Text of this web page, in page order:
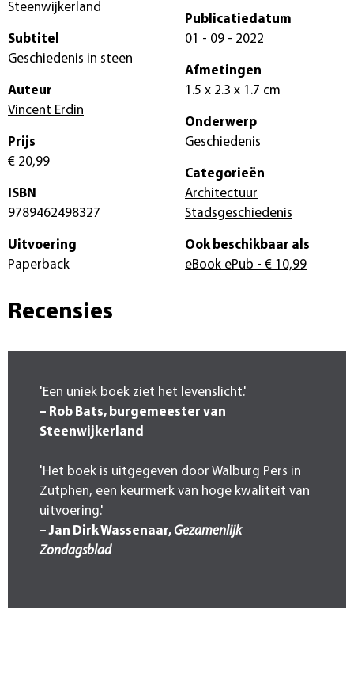
Steenwijkerland
Subtitel
Geschiedenis in steen
Auteur
Vincent Erdin
Prijs
€ 20,99
ISBN
9789462498327
Uitvoering
Paperback
Publicatiedatum
01 - 09 - 2022
Afmetingen
1.5 x 2.3 x 1.7 cm
Onderwerp
Geschiedenis
Categorieën
Architectuur
Stadsgeschiedenis
Ook beschikbaar als
eBook ePub - € 10,99
Recensies
'Een uniek boek ziet het levenslicht.'
– Rob Bats, burgemeester van
Steenwijkerland
'Het boek is uitgegeven door Walburg Pers in
Zutphen, een keurmerk van hoge kwaliteit van
uitvoering.'
– Jan Dirk Wassenaar,Gezamenlijk
Zondagsblad